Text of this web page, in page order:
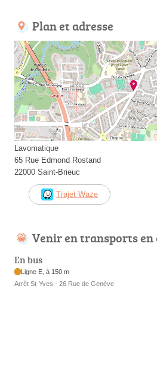
Plan et adresse
Lavomatique
65 Rue Edmond Rostand
22000 Saint-Brieuc
Trajet Waze
Venir en transports en
En bus
Ligne E, à 150 m
Arrêt St-Yves - 26 Rue de Genève